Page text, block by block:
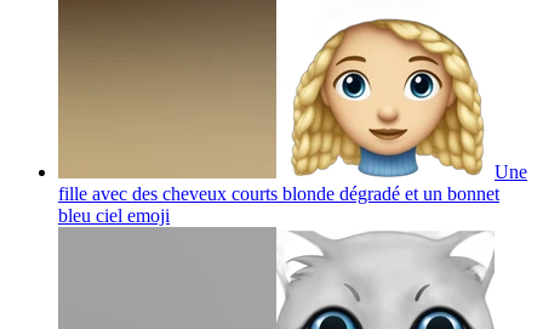
Une
fille avec des cheveux courts blonde dégradé et un bonnet
bleu ciel emoji